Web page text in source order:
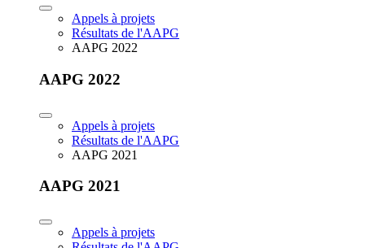
Appels à projets
Résultats de l'AAPG
AAPG 2022
AAPG 2022
Appels à projets
Résultats de l'AAPG
AAPG 2021
AAPG 2021
Appels à projets